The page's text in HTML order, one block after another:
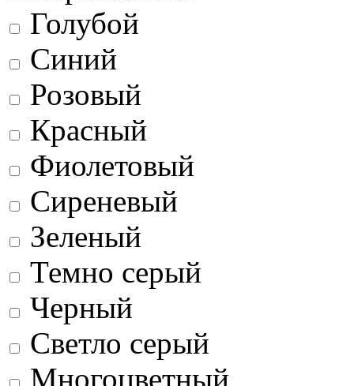
Голубой
Синий
Розовый
Красный
Фиолетовый
Сиреневый
Зеленый
Темно серый
Черный
Светло серый
Многоцветный